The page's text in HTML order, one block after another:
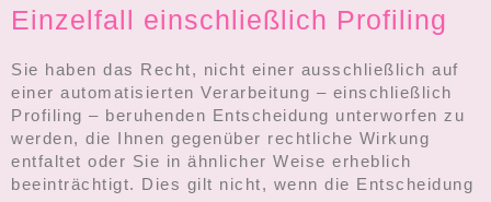
Einzelfall einschließlich Profiling
Sie haben das Recht, nicht einer ausschließlich auf
einer automatisierten Verarbeitung – einschließlich
Profiling – beruhenden Entscheidung unterworfen zu
werden, die Ihnen gegenüber rechtliche Wirkung
entfaltet oder Sie in ähnlicher Weise erheblich
beeinträchtigt. Dies gilt nicht, wenn die Entscheidung